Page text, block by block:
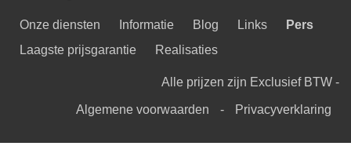
Onze diensten Informatie Blog Links
Pers
Laagste prijsgarantie
Realisaties
Alle prijzen zijn Exclusief BTW -
Algemene voorwaarden - Privacyverklaring